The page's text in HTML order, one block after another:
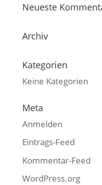
Neueste
Archiv
Kategorien
Keine Kategorien
Meta
Anmelden
Eintrags-Feed
Kommentar-Feed
WordPress.org